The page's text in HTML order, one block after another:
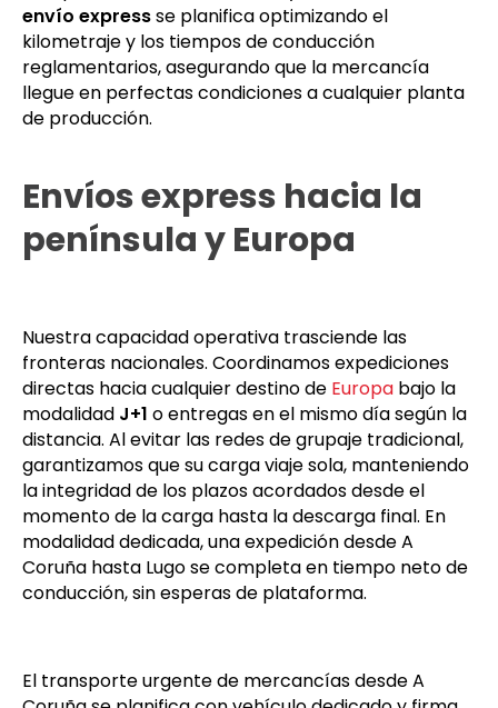
El corredor atlántico es vital para la economía de
Galicia. Utilizamos la autopista AP-9 para vertebrar
los envíos hacia el sur, facilitando el flujo de
componentes de automoción y conservas. Cada
envío express
llegue en perfectas condiciones a cualquier planta
de producción.
península y Europa
Nuestra capacidad operativa trasciende las
fronteras nacionales. Coordinamos expediciones
directas hacia cualquier destino deEuropabajo la
modalidadJ+1o entregas en el mismo día según la
distancia. Al evitar las redes de grupaje tradicional,
garantizamos que su carga viaje sola, manteniendo
la integridad de los plazos acordados desde el
Coruña hasta Lugo se completa en tiempo neto de
conducción, sin esperas de plataforma.